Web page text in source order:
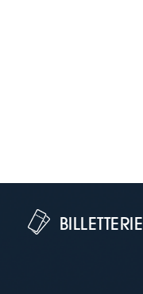
BILLETTERIE